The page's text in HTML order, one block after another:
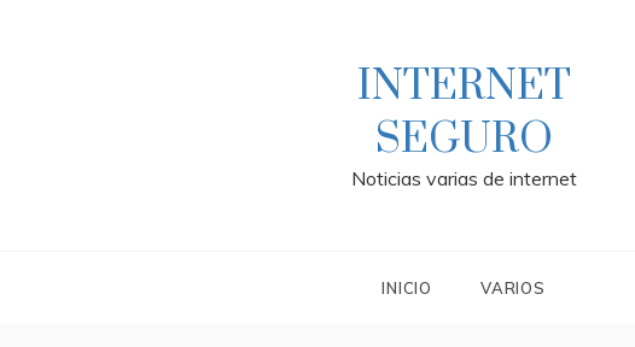
INTERNET
SEGURO
Noticias varias de internet
INICIO VARIOS